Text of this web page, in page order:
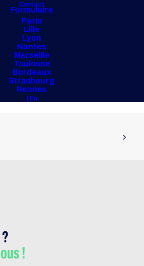
Contact
Formulaire
Paris
Lille
Lyon
Nantes
Marseille
Toulouse
Bordeaux
Strasbourg
Rennes
| En
!